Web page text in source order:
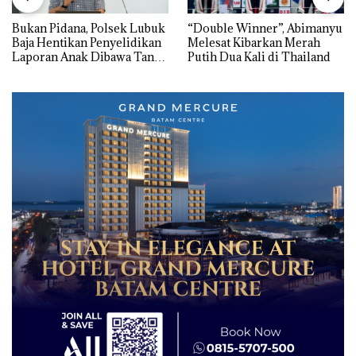
Bukan Pidana, Polsek Lubuk
Baja Hentikan Penyelidikan
Laporan Anak Dibawa Tanpa
“Double Winner”, Abimanyu
Melesat Kibarkan Merah
Putih Dua Kali di Thailand